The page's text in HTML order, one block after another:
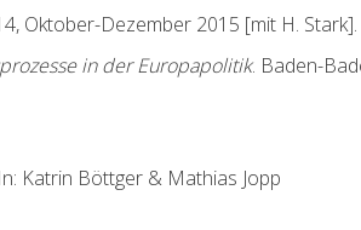
Oktober-Dezember 2015 [mit H. Stark].
in der Europapolitik. Baden-
Katrin Böttger & Mathias Jopp